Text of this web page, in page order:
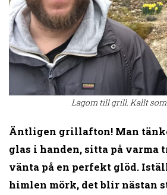
Lagom till grill. Kallt som
Äntligen grillafton! Man
glas i handen, sitta på varma
vänta på en perfekt glöd.
himlen mörk, det blir nästan